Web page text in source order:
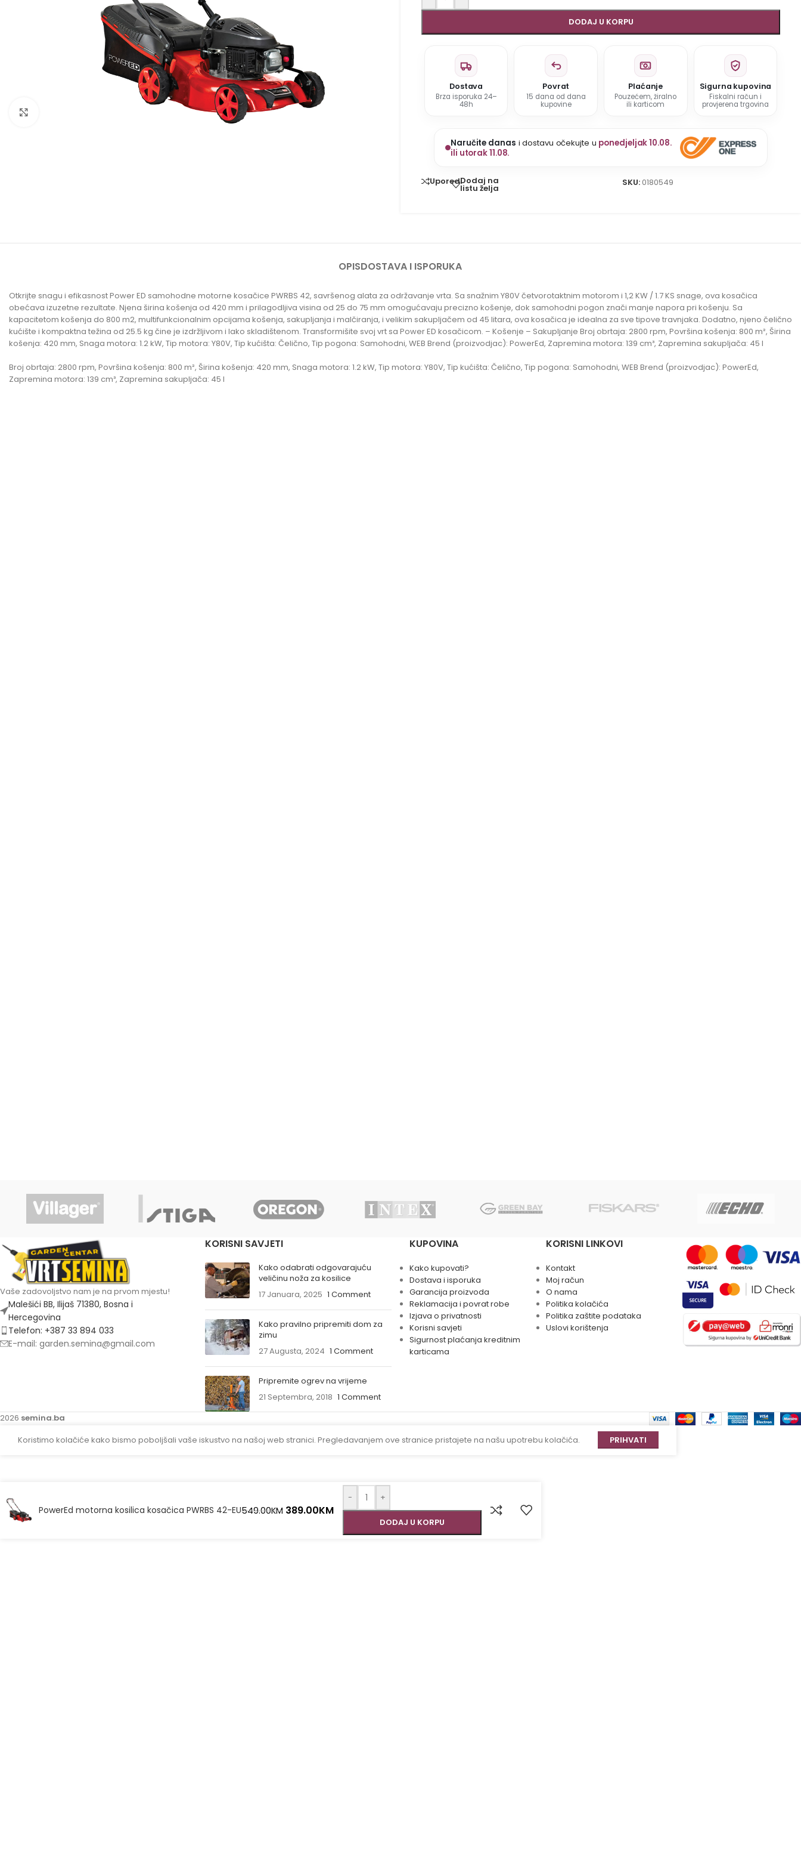
Roštilji
DODAJ U KORPU
Dostava
Brza isporuka 24–
48h
Povrat
15 dana od dana
kupovine
Plaćanje
Pouzećem, žiralno
ili karticom
Sigurna kupovina
Fiskalni račun i
provjerena trgovina
Naručite danas i dostavu očekujte u ponedjeljak 10.08.
ili utorak 11.08.
UporediDodaj na
listu želja
SKU: 0180549
OPISDOSTAVA I ISPORUKA
Otkrijte snagu i efikasnost Power ED samohodne motorne kosačice PWRBS 42, savršenog alata za održavanje vrta. Sa snažnim Y80V četvorotaktnim motorom i 1,2 KW / 1.7 KS snage, ova kosačica
obećava izuzetne rezultate. Njena širina košenja od 420 mm i prilagodljiva visina od 25 do 75 mm omogućavaju precizno košenje, dok samohodni pogon znači manje napora pri košenju. Sa
kapacitetom košenja do 800 m2, multifunkcionalnim opcijama košenja, sakupljanja i malčiranja, i velikim sakupljačem od 45 litara, ova kosačica je idealna za sve tipove travnjaka. Dodatno, njeno čelično
kućište i kompaktna težina od 25.5 kg čine je izdržljivom i lako skladištenom. Transformišite svoj vrt sa Power ED kosačicom. – Košenje – Sakupljanje Broj obrtaja: 2800 rpm, Površina košenja: 800 m², Širina
košenja: 420 mm, Snaga motora: 1.2 kW, Tip motora: Y80V, Tip kućišta: Čelično, Tip pogona: Samohodni, WEB Brend (proizvodjac): PowerEd, Zapremina motora: 139 cm³, Zapremina sakupljača: 45 l
Broj obrtaja: 2800 rpm, Površina košenja: 800 m², Širina košenja: 420 mm, Snaga motora: 1.2 kW, Tip motora: Y80V, Tip kućišta: Čelično, Tip pogona: Samohodni, WEB Brend (proizvodjac): PowerEd,
Zapremina motora: 139 cm³, Zapremina sakupljača: 45 l
Vaše zadovoljstvo nam je na prvom mjestu!
Malešići BB, Ilijaš 71380, Bosna i
Hercegovina
Telefon: +387 33 894 033
E-mail: garden.semina@gmail.com
KORISNI SAVJETI
Kako odabrati odgovarajuću
veličinu noža za kosilice
17 Januara, 2025 1 Comment
Kako pravilno pripremiti dom za
zimu
27 Augusta, 2024 1 Comment
Pripremite ogrev na vrijeme
21 Septembra, 2018 1 Comment
KUPOVINA
Kako kupovati?
Dostava i isporuka
Garancija proizvoda
Reklamacija i povrat robe
Izjava o privatnosti
Korisni savjeti
Sigurnost plaćanja kreditnim
karticama
KORISNI LINKOVI
Kontakt
Moj račun
O nama
Politika kolačića
Politika zaštite podataka
Uslovi korištenja
2026 semina.ba
Koristimo kolačiće kako bismo poboljšali vaše iskustvo na našoj web stranici. Pregledavanjem ove stranice pristajete na našu upotrebu kolačića.
PRIHVATI
PowerEd motorna kosilica kosačica PWRBS 42-EU549.00KM 389.00KM
- +
DODAJ U KORPU